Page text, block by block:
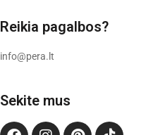
Reikia pagalbos?
info@pera.lt
Sekite mus